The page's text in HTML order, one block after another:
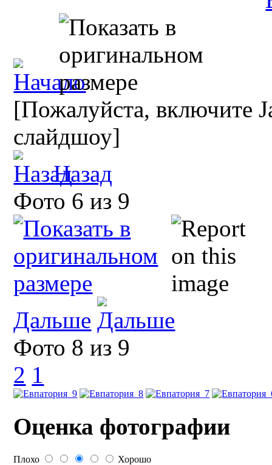
[Пожалуйста, включите
слайдшоу]
Назад
Фото 6 из 9
Дальше
Фото 8 из 9
2 1
Оценка фотографии
Плохо Хорошо